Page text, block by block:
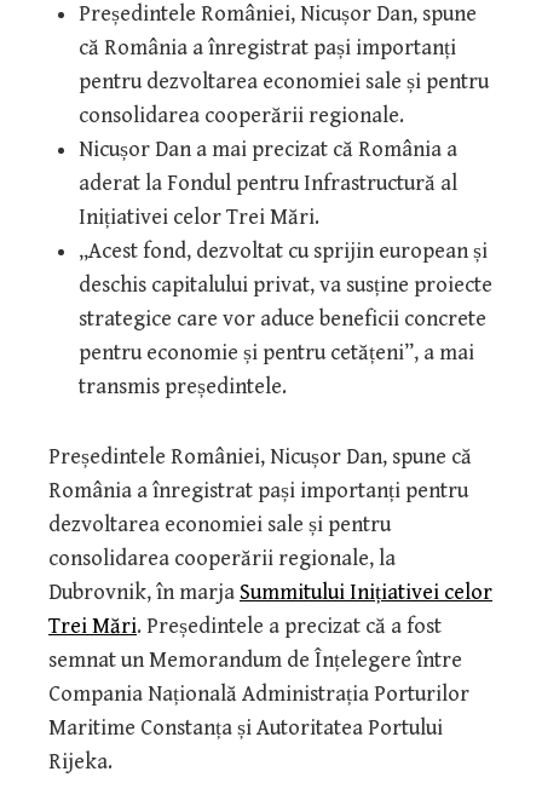
Președintele României, Nicușor Dan, spune
că România a înregistrat pași importanți
pentru dezvoltarea economiei sale și pentru
consolidarea cooperării regionale.
Nicușor Dan a mai precizat că România a
aderat la Fondul pentru Infrastructură al
Inițiativei celor Trei Mări.
„Acest fond, dezvoltat cu sprijin european și
deschis capitalului privat, va susține proiecte
strategice care vor aduce beneficii concrete
pentru economie și pentru cetățeni”, a mai
transmis președintele.
Președintele României, Nicușor Dan, spune că
România a înregistrat pași importanți pentru
dezvoltarea economiei sale și pentru
consolidarea cooperării regionale, la
Dubrovnik, în marja Summitului Inițiativei celor
Trei Mări. Președintele a precizat că a fost
semnat un Memorandum de Înțelegere între
Compania Națională Administrația Porturilor
Maritime Constanța și Autoritatea Portului
Rijeka.